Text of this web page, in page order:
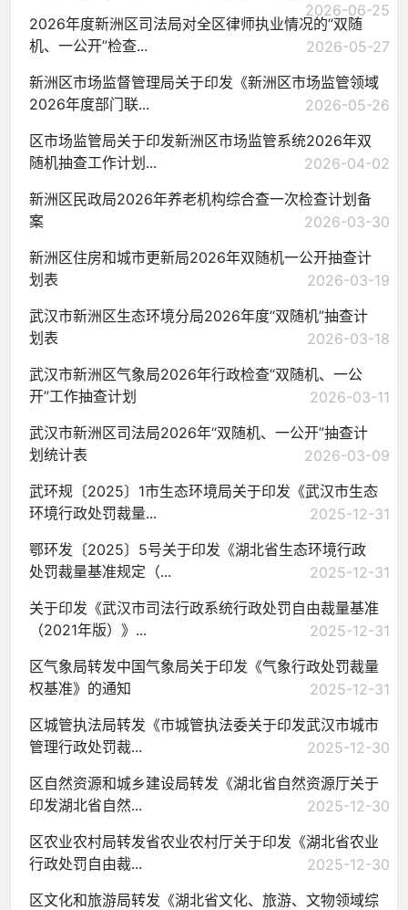
2026-06-25
2026年度新洲区司法局对全区律师执业情况的“双随
机、一公开”检查...
2026-05-27
新洲区市场监督管理局关于印发《新洲区市场监管领域
2026年度部门联...
2026-05-26
区市场监管局关于印发新洲区市场监管系统2026年双
随机抽查工作计划...
2026-04-02
新洲区民政局2026年养老机构综合查一次检查计划备
案
2026-03-30
新洲区住房和城市更新局2026年双随机一公开抽查计
划表
2026-03-19
武汉市新洲区生态环境分局2026年度“双随机”抽查计
划表
2026-03-18
武汉市新洲区气象局2026年行政检查“双随机、一公
开”工作抽查计划
2026-03-11
武汉市新洲区司法局2026年“双随机、一公开”抽查计
划统计表
2026-03-09
武环规〔2025〕1市生态环境局关于印发《武汉市生态
环境行政处罚裁量...
2025-12-31
鄂环发〔2025〕5号关于印发《湖北省生态环境行政
处罚裁量基准规定（...
2025-12-31
关于印发《武汉市司法行政系统行政处罚自由裁量基准
（2021年版）》...
2025-12-31
区气象局转发中国气象局关于印发《气象行政处罚裁量
权基准》的通知
2025-12-31
区城管执法局转发《市城管执法委关于印发武汉市城市
管理行政处罚裁...
2025-12-30
区自然资源和城乡建设局转发《湖北省自然资源厅关于
印发湖北省自然...
2025-12-30
区农业农村局转发省农业农村厅关于印发《湖北省农业
行政处罚自由裁...
2025-12-30
区文化和旅游局转发《湖北省文化、旅游、文物领域综